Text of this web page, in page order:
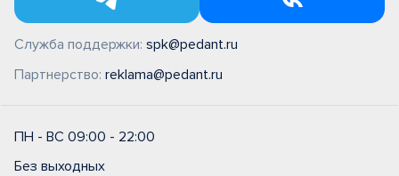
Служба поддержки: spk@pedant.ru
Партнерство: reklama@pedant.ru
ПН - ВС 09:00 - 22:00
Без выходных